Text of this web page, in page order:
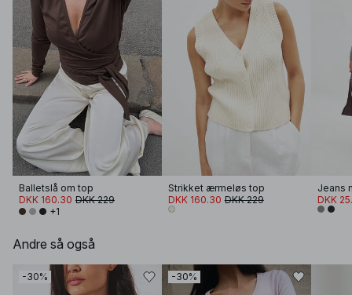
Balletslå om top
DKK 160.30 DKK 229
+1
Strikket ærmeløs top
DKK 160.30 DKK 229
Jeans
DKK
Andre så også
-30% -30%